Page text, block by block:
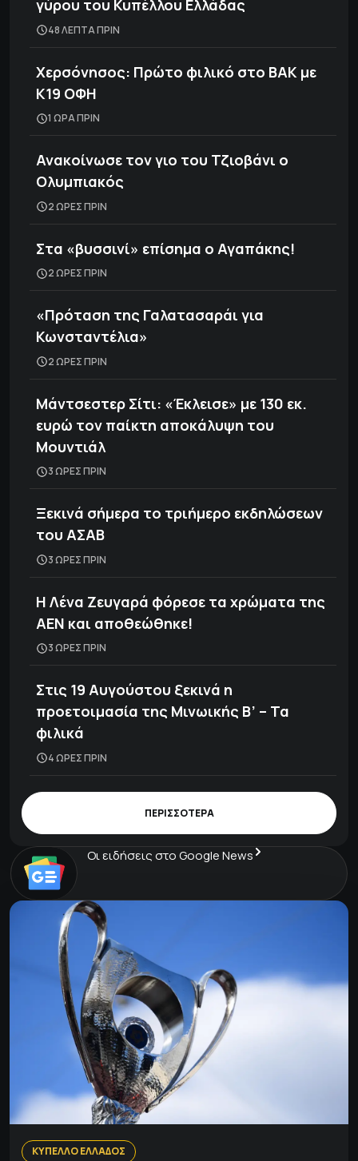
γύρου του Κυπέλλου Ελλάδας
48 ΛΕΠΤΑ ΠΡΙΝ
Χερσόνησος: Πρώτο φιλικό στο ΒΑΚ με
Κ19 ΟΦΗ
1 ΩΡΑ ΠΡΙΝ
Ανακοίνωσε τον γιο του Τζιοβάνι ο
Ολυμπιακός
2 ΩΡΕΣ ΠΡΙΝ
Στα «βυσσινί» επίσημα ο Αγαπάκης!
2 ΩΡΕΣ ΠΡΙΝ
«Πρόταση της Γαλατασαράι για
Κωνσταντέλια»
2 ΩΡΕΣ ΠΡΙΝ
Μάντσεστερ Σίτι: «Έκλεισε» με 130 εκ.
ευρώ τον παίκτη αποκάλυψη του
Μουντιάλ
3 ΩΡΕΣ ΠΡΙΝ
Ξεκινά σήμερα το τριήμερο εκδηλώσεων
του ΑΣΑΒ
3 ΩΡΕΣ ΠΡΙΝ
Η Λένα Ζευγαρά φόρεσε τα χρώματα της
ΑΕΝ και αποθεώθηκε!
3 ΩΡΕΣ ΠΡΙΝ
Στις 19 Αυγούστου ξεκινά η
προετοιμασία της Μινωικής Β’ – Τα
φιλικά
4 ΩΡΕΣ ΠΡΙΝ
ΠΕΡΙΣΣΟΤΕΡΑ
Οι ειδήσεις στο Google News
ΚΥΠΕΛΛΟ ΕΛΛΑΔΟΣ